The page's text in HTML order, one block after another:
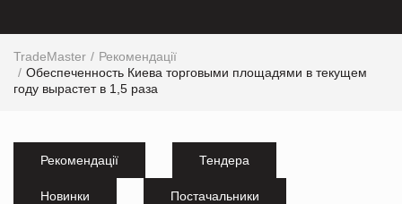
TradeMaster
Рекомендації
Обеспеченность Киева торговыми площадями в текущем
году вырастет в 1,5 раза
Рекомендації Тендера
Новинки Постачальники